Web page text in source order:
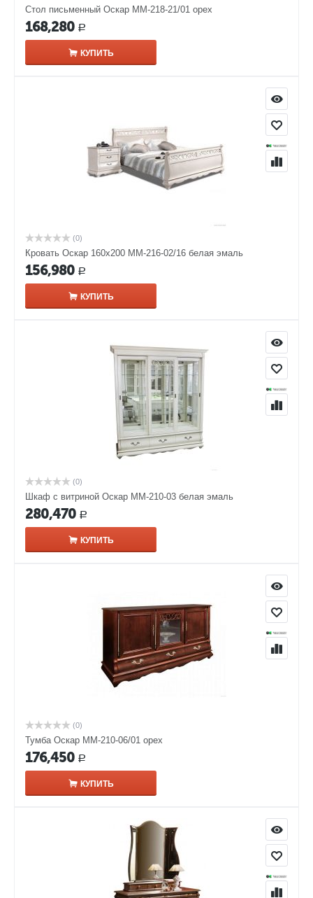
Стол письменный Оскар ММ-218-21/01 орех
168,280 Р
КУПИТЬ
(0)
Кровать Оскар 160х200 ММ-216-02/16 белая эмаль
156,980 Р
КУПИТЬ
(0)
Шкаф с витриной Оскар ММ-210-03 белая эмаль
280,470 Р
КУПИТЬ
(0)
Тумба Оскар ММ-210-06/01 орех
176,450 Р
КУПИТЬ